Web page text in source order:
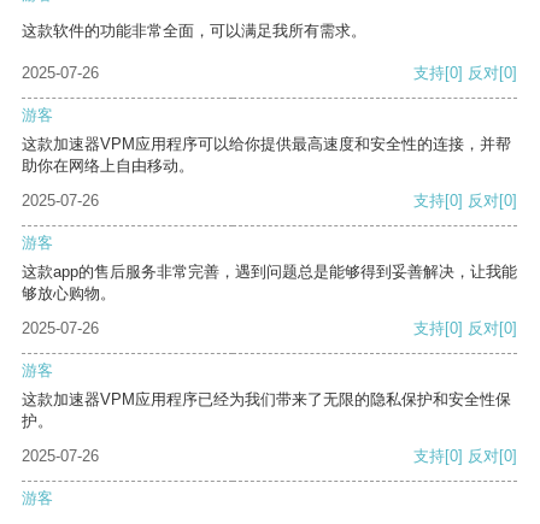
这款软件的功能非常全面，可以满足我所有需求。
2025-07-26 支持[0] 反对[0]
游客
这款加速器VPM应用程序可以给你提供最高速度和安全性的连接，并帮
助你在网络上自由移动。
2025-07-26
支持[0] 反对[0]
游客
这款app的售后服务非常完善，遇到问题总是能够得到妥善解决，让我能
够放心购物。
2025-07-26
支持[0] 反对[0]
游客
这款加速器VPM应用程序已经为我们带来了无限的隐私保护和安全性保
护。
2025-07-26
支持[0] 反对[0]
游客